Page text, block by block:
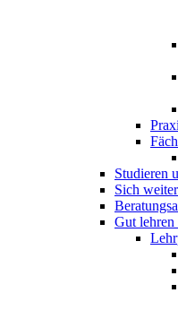
Studieren
Sich
Gut lehren